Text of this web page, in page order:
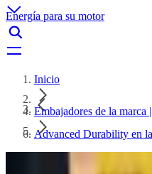
Energía para su motor
Inicio
Embajadores de la marca
Advanced Durability en